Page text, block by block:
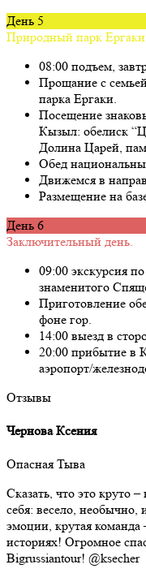
День 5
Природный парк Ергаки
08:00 подъем,
Прощание с
парка Ергаки.
Посещение
Кызыл: обелиск
Долина Царей,
Обед
Движемся в
Размещение на
День 6
Заключительный день.
09:00 экскурсия
знаменитого
Приготовление
фоне гор.
14:00 выезд в
20:00 прибытие в
аэропорт/
Отзывы
Чернова Ксения
Опасная Тыва
Сказать, что это круто
себя: весело,
эмоции, крутая
историях! Огромное
Bigrussiantour! @ksecher